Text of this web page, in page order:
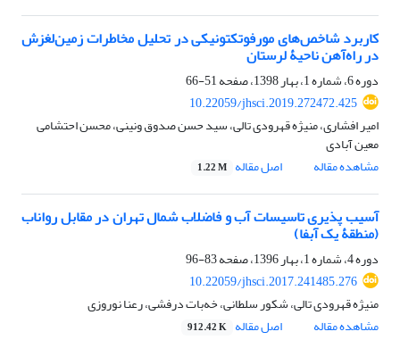
کاربرد شاخص‌های مورفوتکتونیکی در تحلیل مخاطرات زمین‌لغزش
در راه‌آهن ناحیۀ لرستان
دوره 6، شماره 1، بهار 1398، صفحه
51-66
10.22059/jhsci.2019.272472.425
امیر افشاری، منیژه قهرودی تالی، سید حسن صدوق ونینی، محسن احتشامی
معین آبادی
مشاهده مقاله
اصل مقاله 1.22 M
آسیب پذیری تاسیسات آب و فاضلاب شمال تهران در مقابل رواناب
(منطقۀ یک آبفا)
دوره 4، شماره 1، بهار 1396، صفحه
83-96
10.22059/jhsci.2017.241485.276
منیژه قهرودی تالی، شکور سلطانی، خه‌بات درفشی، رعنا نوروزی
مشاهده مقاله
اصل مقاله 912.42 K